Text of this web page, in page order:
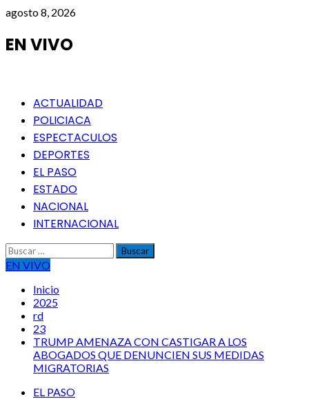
Saltar
contenido
agosto 8, 2026
EN VIVO
Menú
principal
ACTUALIDAD
POLICIACA
ESPECTACULOS
DEPORTES
EL PASO
ESTADO
NACIONAL
INTERNACIONAL
Buscar:
EN VIVO
Inicio
2025
rd
23
TRUMP AMENAZA CON CASTIGAR A LOS
ABOGADOS QUE DENUNCIEN SUS MEDIDAS
MIGRATORIAS
EL PASO